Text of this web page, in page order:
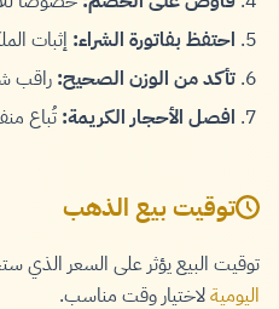
احتفظ بفاتورة الشراء: إثبات
تأكد من الوزن الصحيح: راقب
افصل الأحجار الكريمة: تُباع
توقيت بيع الذهب
توقيت البيع يؤثر على السعر الذي
اليوميةلاختيار وقت مناسب.